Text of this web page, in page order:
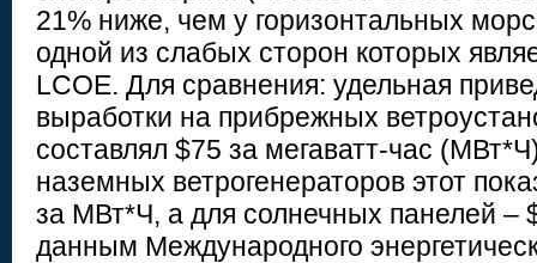
21% ниже, чем у горизонтальных
одной из слабых сторон которых
LCOE. Для сравнения: удельная
выработки на прибрежных
составлял $75 за мегаватт-час
наземных ветрогенераторов этот
за МВт*Ч, а для солнечных панелей –
данным Международного